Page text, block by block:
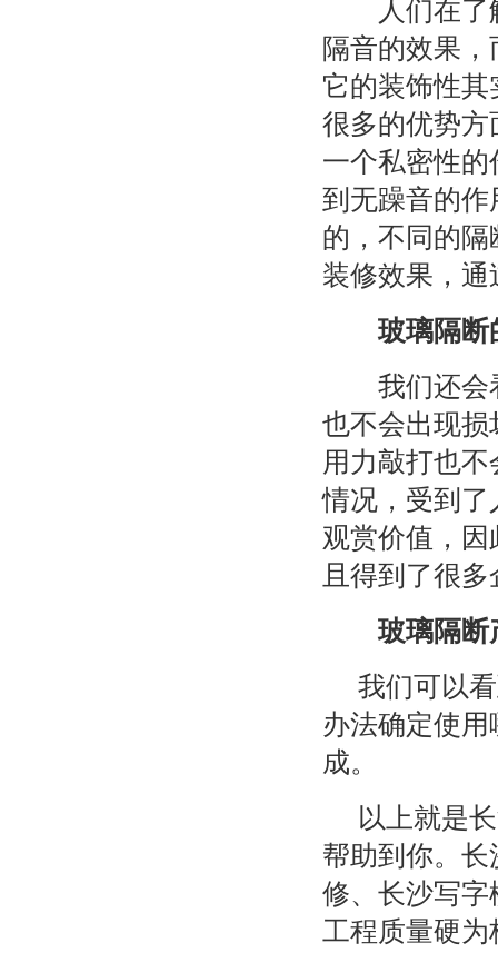
人们在了解
隔音的效果
它的装饰性
很多的优势
一个私密性
到无躁音的
的，不同的
装修效果，
玻璃隔断
我们还会看
也不会出现
用力敲打也
情况，受到
观赏价值，
且得到了很
玻璃隔断
我们可以
办法确定使
成。
以上就是
帮助到你。
修、长沙写
工程质量硬